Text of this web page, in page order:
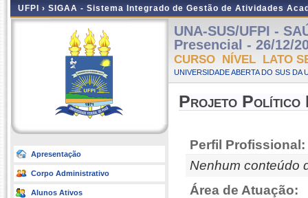
UFPI › SIGAA - Sistema Integrado de Gestão de Atividades
Apresentação
Corpo Administrativo
Alunos Ativos
UNA-SUS/UFPI -
Presencial - 26/12/
CURSO NÍVEL LATO
UNIVERSIDADE ABERTA DO SUS DA
Projeto Político
Perfil Profissional:
Nenhum conteúdo
Área de Atuação: